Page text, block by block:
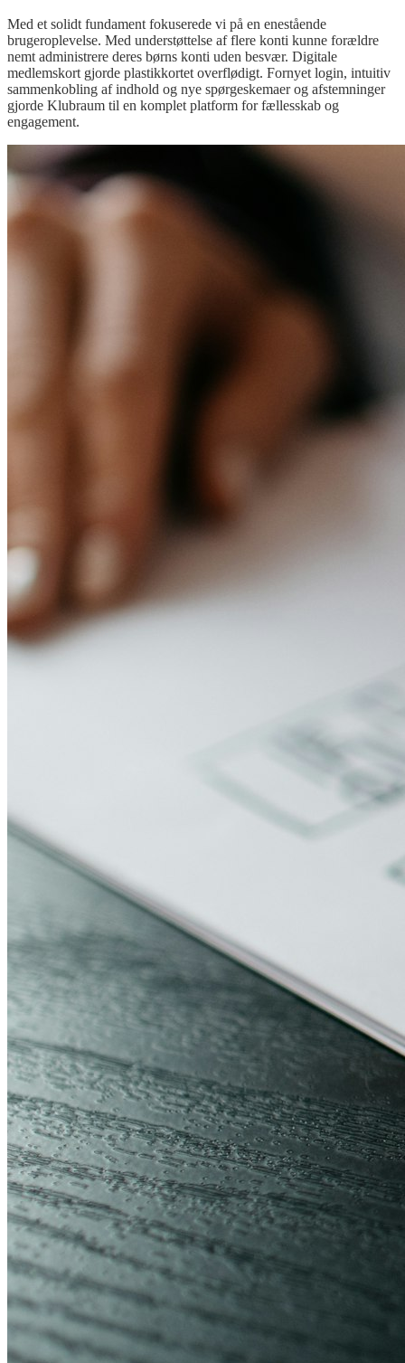
Med et solidt fundament fokuserede vi på en enestående
brugeroplevelse. Med understøttelse af flere konti kunne forældre
nemt administrere deres børns konti uden besvær. Digitale
medlemskort gjorde plastikkortet overflødigt. Fornyet login, intuitiv
sammenkobling af indhold og nye spørgeskemaer og afstemninger
gjorde Klubraum til en komplet platform for fællesskab og
engagement.